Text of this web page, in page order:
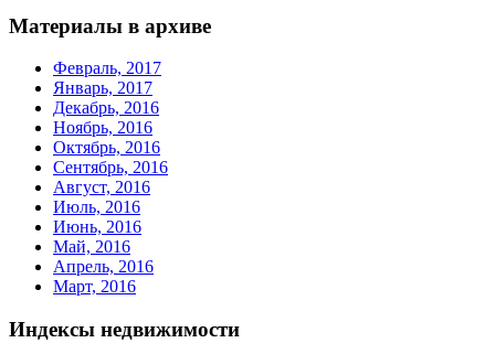
Материалы в архиве
Февраль, 2017
Январь, 2017
Декабрь, 2016
Ноябрь, 2016
Октябрь, 2016
Сентябрь, 2016
Август, 2016
Июль, 2016
Июнь, 2016
Май, 2016
Апрель, 2016
Март, 2016
Индексы недвижимости